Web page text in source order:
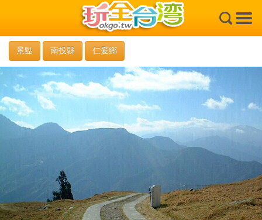
×
景點 南投縣 仁愛鄉